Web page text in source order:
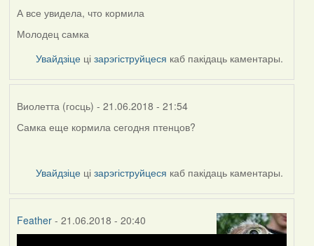
А все увидела, что кормила
Молодец самка
Увайдзіце цізарэгіструйцеся каб пакідаць каментары.
Виолетта (госць) - 21.06.2018 - 21:54
Самка еще кормила сегодня птенцов?
Увайдзіце цізарэгіструйцеся каб пакідаць каментары.
Feather- 21.06.2018 - 20:40